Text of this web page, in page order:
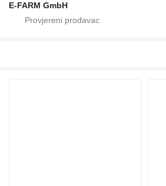
E-FARM GmbH